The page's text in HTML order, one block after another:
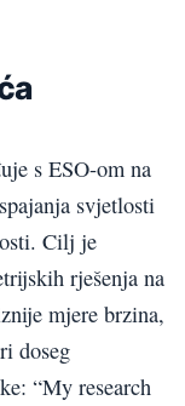
s ESO-om na
svjetlosti
Cilj je
rješenja na
mjere brzina,
doseg
“My research